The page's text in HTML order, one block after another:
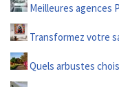
Meilleures agences
Transformez votre
Quels arbustes